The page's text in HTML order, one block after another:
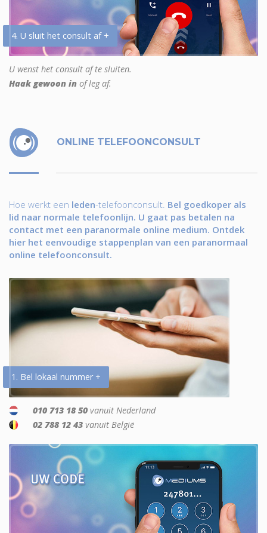
4. U sluit het consult af +
U wenst het consult af te sluiten.
Haak gewoon in of leg af.
ONLINE TELEFOONCONSULT
Hoe werkt een leden-telefoonconsult. Bel goedkoper als
lid naar normale telefoonlijn. U gaat pas betalen na
contact met een paranormale online medium. Ontdek
hier het eenvoudige stappenplan van een paranormaal
online telefoonconsult.
1. Bel lokaal nummer +
010 713 18 50 vanuit Nederland
02 788 12 43 vanuit België